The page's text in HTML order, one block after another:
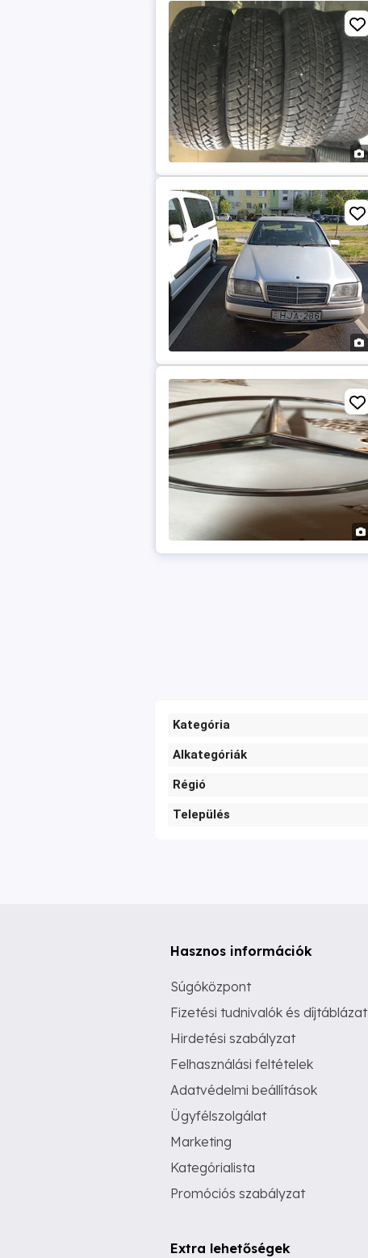
Kategória
Alkategóriák
Régió
Település
Hasznos információk
Súgóközpont
Fizetési tudnivalók és díjtáblázat
Hirdetési szabályzat
Felhasználási feltételek
Adatvédelmi beállítások
Ügyfélszolgálat
Marketing
Kategórialista
Promóciós szabályzat
Extra lehetőségek